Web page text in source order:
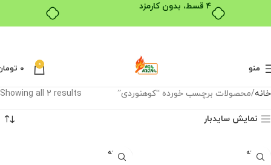
۴ قسط، بدون کارمزد
منو 0
0
خانه محصولات برچسب خورده “کوهنوردی” Showing all 2 results
نمایش سایدبار
فروخته
شده
فروخته
شده